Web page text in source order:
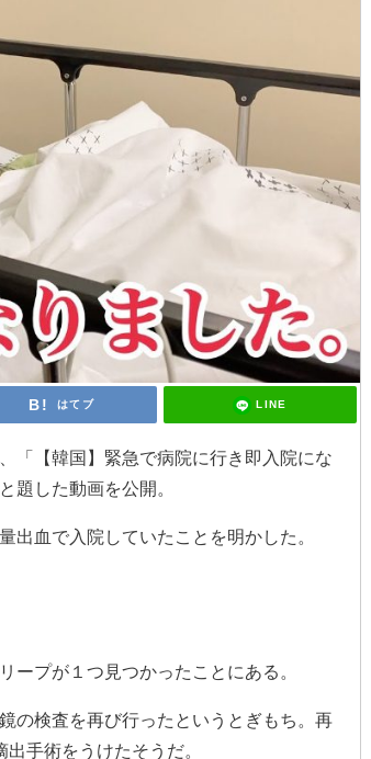
はてブ LINE
「【韓国】緊急で病院に行き即入院にな
題した動画を公開。
出血で入院していたことを明かした。
ープが１つ見つかったことにある。
の検査を再び行ったというとぎもち。再
手術をうけたそうだ。